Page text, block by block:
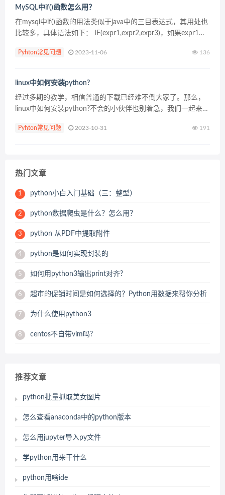
MySQL中if()函数怎么用？
在mysql中if()函数的用法类似于java中的三目表达式，其用处也
比较多，具体语法如下： IF(expr1,expr2,expr3)，如果expr1的
Pyhton常见问题 2023-11-06 136
linux中如何安装python?
经过多期的教学，相信普通的下载已经难不倒大家了。那么，
linux中如何安装python?不会的小伙伴也别着急，我们一起来学
上 $&n...
Pyhton常见问题 2023-10-31 191
热门文章
1 python小白入门基础（三：整型）
2 python数据爬虫是什么？怎么用？
3 python 从PDF中提取附件
4 python是如何实现封装的
5 如何用python3输出print对齐?
6 超市的促销时间是如何选择的？Python用数据来帮你分析
7 为什么使用python3
8 centos不自带vim吗?
推荐文章
python批量抓取美女图片
怎么查看anaconda中的python版本
怎么用jupyter导入py文件
学python用来干什么
python用啥ide